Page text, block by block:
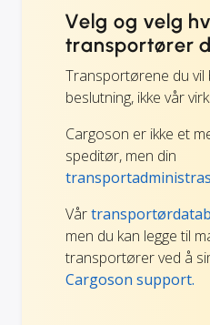
Velg og velg
transportører
Transportørene du vil
beslutning, ikke vår
Cargoson er ikke et
speditør, men din
Vår
men du kan legge til
transportører ved å
Cargoson support.